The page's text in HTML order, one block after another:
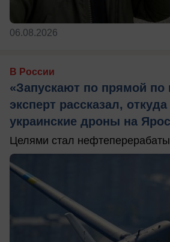
06.08.2026
В России
«Запускают по прямой по
эксперт рассказал,
украинские дроны на
Целями стал